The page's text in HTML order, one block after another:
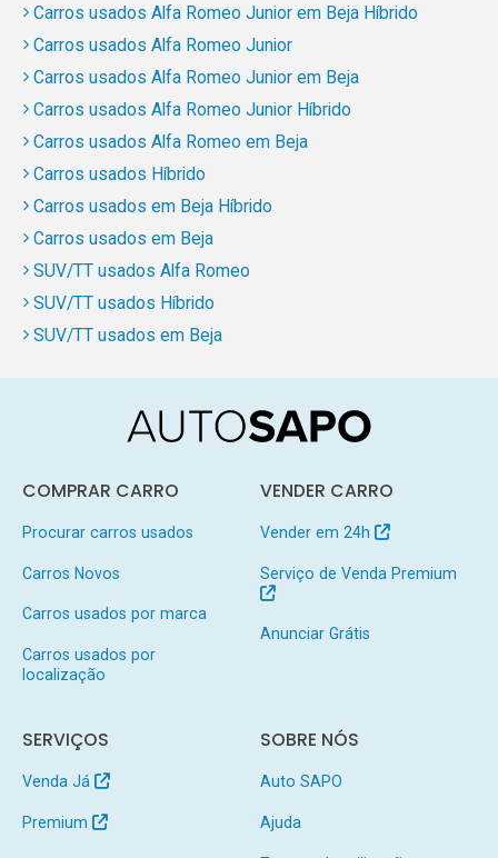
Carros usados Alfa Romeo Junior em Beja Híbrido
Carros usados Alfa Romeo Junior
Carros usados Alfa Romeo Junior em Beja
Carros usados Alfa Romeo Junior Híbrido
Carros usados Alfa Romeo em Beja
Carros usados Híbrido
Carros usados em Beja Híbrido
Carros usados em Beja
SUV/TT usados Alfa Romeo
SUV/TT usados Híbrido
SUV/TT usados em Beja
COMPRAR CARRO
Procurar carros usados
Carros Novos
Carros usados por marca
Carros usados por
localização
VENDER CARRO
Vender em 24h
Serviço de Venda Premium
Anunciar Grátis
SERVIÇOS
Venda Já
Premium
SOBRE NÓS
Auto SAPO
Ajuda